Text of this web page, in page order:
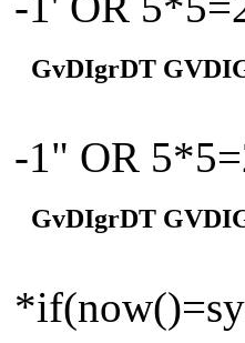
GvDIgrDT
-1" OR
GvDIgrDT